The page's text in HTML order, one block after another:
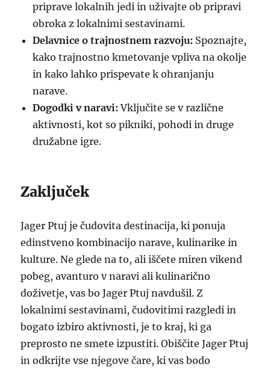
priprave lokalnih jedi in uživajte ob pripravi
obroka z lokalnimi sestavinami.
Delavnice o trajnostnem razvoju: Spoznajte,
kako trajnostno kmetovanje vpliva na okolje
in kako lahko prispevate k ohranjanju
narave.
Dogodki v naravi: Vključite se v različne
aktivnosti, kot so pikniki, pohodi in druge
družabne igre.
Zaključek
Jager Ptuj je čudovita destinacija, ki ponuja
edinstveno kombinacijo narave, kulinarike in
kulture. Ne glede na to, ali iščete miren vikend
pobeg, avanturo v naravi ali kulinarično
doživetje, vas bo Jager Ptuj navdušil. Z
lokalnimi sestavinami, čudovitimi razgledi in
bogato izbiro aktivnosti, je to kraj, ki ga
preprosto ne smete izpustiti. Obiščite Jager Ptuj
in odkrijte vse njegove čare, ki vas bodo